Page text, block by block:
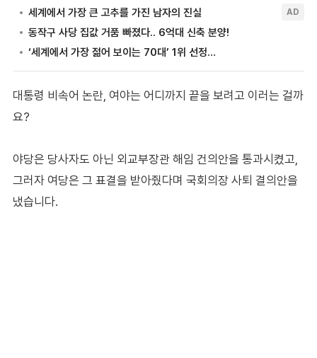
대통령 비속어 논란, 여야는 어디까지 끝을 보려고 이러는 걸까
요?
야당은 당사자도 아닌 외교부장관 해임 건의안을 통과시켰고,
그러자 여당은 그 표결을 받아줬다며 국회의장 사퇴 결의안을
냈습니다.